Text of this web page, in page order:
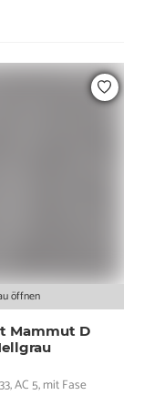
öffnen
Mammut D
AC 5, mit Fase